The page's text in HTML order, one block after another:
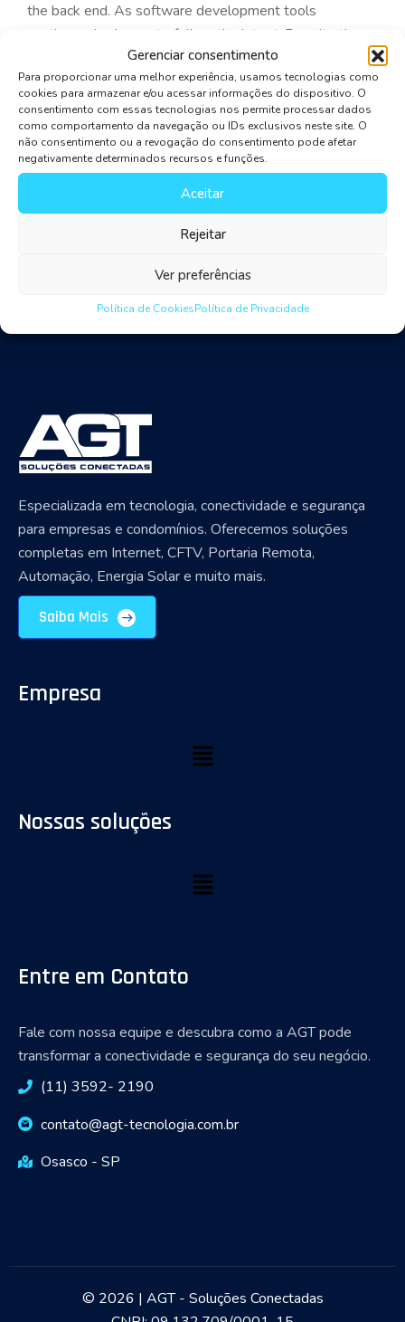
Gerenciar consentimento
Para proporcionar uma melhor experiência, usamos tecnologias como
cookies para armazenar e/ou acessar informações do dispositivo. O
consentimento com essas tecnologias nos permite processar dados
como comportamento da navegação ou IDs exclusivos neste site. O
não consentimento ou a revogação do consentimento pode afetar
negativamente determinados recursos e funções.
Aceitar
Rejeitar
Ver preferências
Política de CookiesPolítica de Privacidade
the back end. As software development tools
continuously change to follow the latest. Despite the
competition from startups and the ever-present
economic challenges, the banking industry is gradually
adopting what the latest technologies have to offer.
From cloud technology to cyber risk management to
machine learning in investment banking, join us as we
explore the banking industry trends for 2019 and
beyond. Cloud is one of the current banking industry
Especializada em tecnologia, conectividade e segurança
para empresas e condomínios. Oferecemos soluções
completas em Internet, CFTV, Portaria Remota,
Automação, Energia Solar e muito mais.
Saiba Mais
Empresa
Nossas soluções
Entre em Contato
Fale com nossa equipe e descubra como a AGT pode
transformar a conectividade e segurança do seu negócio.
(11) 3592- 2190
contato@agt-tecnologia.com.br
Osasco - SP
© 2026 | AGT - Soluções Conectadas